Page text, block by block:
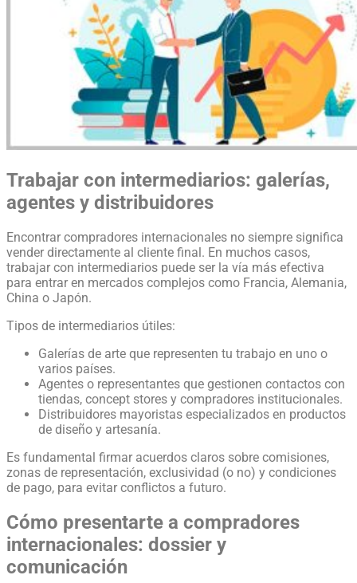
Trabajar con intermediarios: galerías,
agentes y distribuidores
Encontrar compradores internacionales no siempre significa
vender directamente al cliente final. En muchos casos,
trabajar con intermediarios puede ser la vía más efectiva
para entrar en mercados complejos como Francia, Alemania,
China o Japón.
Tipos de intermediarios útiles:
Galerías de arte que representen tu trabajo en uno o
varios países.
Agentes o representantes que gestionen contactos con
tiendas, concept stores y compradores institucionales.
Distribuidores mayoristas especializados en productos
de diseño y artesanía.
Es fundamental firmar acuerdos claros sobre comisiones,
zonas de representación, exclusividad (o no) y condiciones
de pago, para evitar conflictos a futuro.
Cómo presentarte a compradores
internacionales: dossier y
comunicación